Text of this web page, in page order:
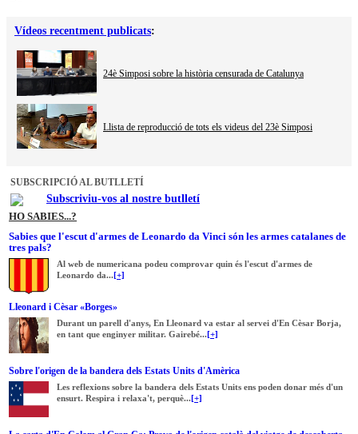
Vídeos recentment publicats:
24è Simposi sobre la història censurada de Catalunya
Llista de reproducció de tots els videus del 23è Simposi
SUBSCRIPCIÓ AL BUTLLETÍ
Subscriviu-vos al nostre butlletí
HO SABIES...?
Sabies que l'escut d'armes de Leonardo da Vinci són les armes catalanes de
tres pals?
Al web de numericana podeu comprovar quin és l'escut d'armes de
Leonardo da... [+]
Lleonard i Cèsar «Borges»
Durant un parell d'anys, En Lleonard va estar al servei d'En Cèsar Borja,
en tant que enginyer militar. Gairebé... [+]
Sobre l'origen de la bandera dels Estats Units d'Amèrica
Les reflexions sobre la bandera dels Estats Units ens poden donar més d'un
ensurt. Respira i relaxa't, perquè... [+]